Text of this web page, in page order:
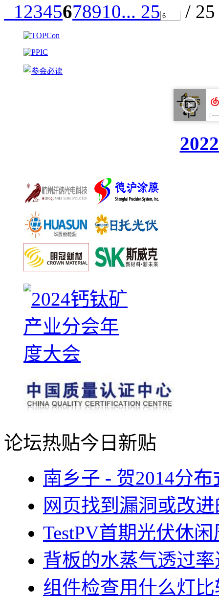
12345678910... 25 /
论坛热贴今日新贴
南乡子 - 贺2014分
网页找到漏洞或改
TestPV首期光伏休
背板的水蒸气透过
组件检查用什么灯